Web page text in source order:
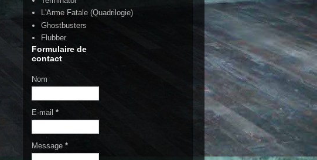
L'Arme Fatale (Quadrilogie)
Ghostbusters
Flubber
Formulaire de
contact
Nom
E-mail *
Message *